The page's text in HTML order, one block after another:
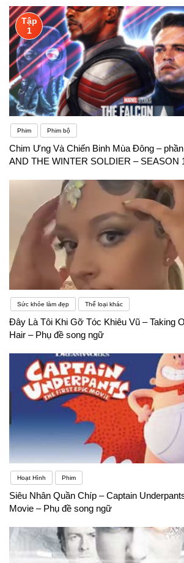
Tập
1
Phim Phim bộ
Chim Ưng Và Chiến Binh Mùa Đông –
AND THE WINTER SOLDIER – SEASON
Sức khỏe làm đẹp Thể loại khác
Đây Là Tôi Khi Gỡ Tóc Khiêu Vũ – Taking
Hair – Phụ đề song ngữ
Hoạt Hình Phim
Siêu Nhân Quần Chíp – Captain
Movie – Phụ đề song ngữ